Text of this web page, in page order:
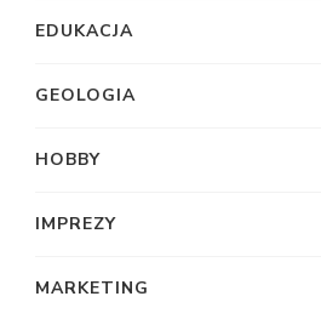
EDUKACJA
GEOLOGIA
HOBBY
IMPREZY
MARKETING